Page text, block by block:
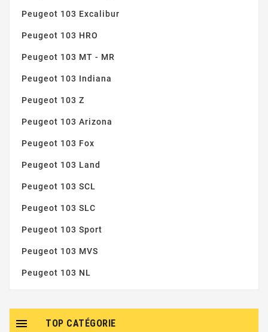
Peugeot 103 Excalibur
Peugeot 103 HRO
Peugeot 103 MT - MR
Peugeot 103 Indiana
Peugeot 103 Z
Peugeot 103 Arizona
Peugeot 103 Fox
Peugeot 103 Land
Peugeot 103 SCL
Peugeot 103 SLC
Peugeot 103 Sport
Peugeot 103 MVS
Peugeot 103 NL
TOP CATÉGORIE
